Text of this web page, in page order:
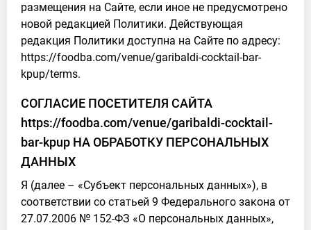
размещения на Сайте, если иное не предусмотрено
новой редакцией Политики. Действующая
редакция Политики доступна на Сайте по адресу:
https://foodba.com/venue/garibaldi-cocktail-bar-
kpup/terms.
СОГЛАСИЕ ПОСЕТИТЕЛЯ САЙТА
https://foodba.com/venue/garibaldi-cocktail-
bar-kpup НА ОБРАБОТКУ ПЕРСОНАЛЬНЫХ
ДАННЫХ
Я (далее – «Субъект персональных данных»), в
соответствии со статьей 9 Федерального закона от
27.07.2006 № 152-ФЗ «О персональных данных»,